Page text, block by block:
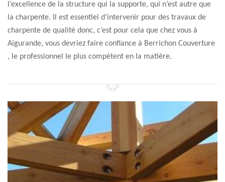
l’excellence de la structure qui la supporte, qui n’est autre que
la charpente. Il est essentiel d’intervenir pour des travaux de
charpente de qualité donc, c’est pour cela que chez vous à
Aigurande, vous devriez faire confiance à Berrichon Couverture
, le professionnel le plus compétent en la matière.